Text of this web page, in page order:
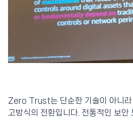
Zero Trust는 단순한 기술이 아니라
고방식의 전환입니다. 전통적인 보안